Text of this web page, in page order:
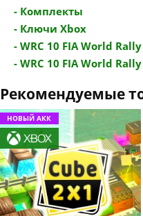
- Комплекты
- Ключи Xbox
- WRC 10 FIA World
- WRC 10 FIA World
Рекомендуемые
НОВЫЙ АКК